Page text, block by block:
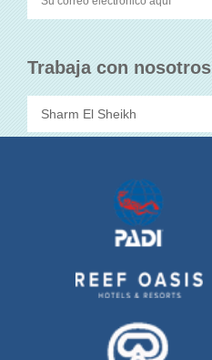
Trabaja con nosotros